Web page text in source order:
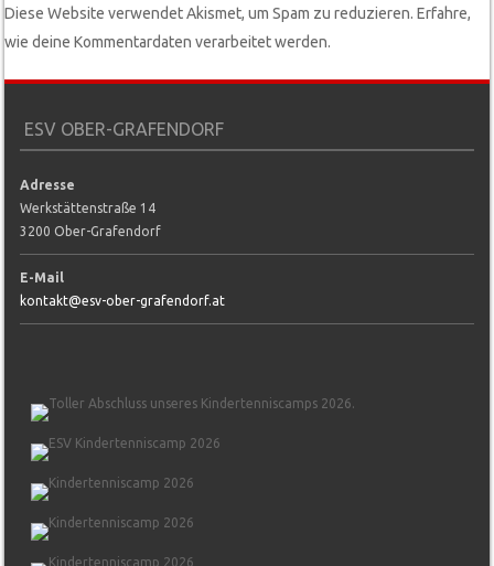
Diese Website verwendet Akismet, um Spam zu reduzieren.Erfahre,
wie deine Kommentardaten verarbeitet werden.
ESV OBER-GRAFENDORF
Adresse
Werkstättenstraße 14
3200 Ober-Grafendorf
E-Mail
kontakt@esv-ober-grafendorf.at